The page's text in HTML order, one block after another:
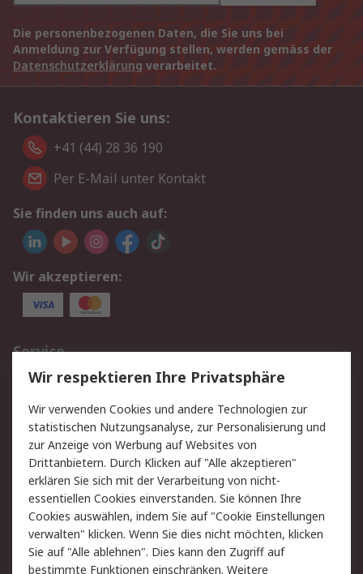
Die personenbezogenen Daten, die Sie uns bei
Anmeldung zur Verfügung stellen, werden gemäss der
Datenschutzerklärung verarbeitet.
Kontaktieren Sie uns:
+41 (44) 28 36 190
Per E-Mail unter Kontakt
Sie finden uns auch auf:
Wir akzeptieren:
Service
Value Added Services
Lieferlösungen
Rücksendungen
Kontakt
Hilfe
Rechtliches
AGB
Datenschutz
Cookie-Richtlinie
Zahlungsbedingungen
Copyright/Impressum
Wir respektieren Ihre Privatsphäre
Wir verwenden Cookies und andere Technologien zur
statistischen Nutzungsanalyse, zur Personalisierung und
zur Anzeige von Werbung auf Websites von
Drittanbietern. Durch Klicken auf "Alle akzeptieren"
erklären Sie sich mit der Verarbeitung von nicht-
essentiellen Cookies einverstanden. Sie können Ihre
Cookies auswählen, indem Sie auf "Cookie Einstellungen
verwalten" klicken. Wenn Sie dies nicht möchten, klicken
Sie auf "Alle ablehnen". Dies kann den Zugriff auf
bestimmte Funktionen einschränken. Weitere